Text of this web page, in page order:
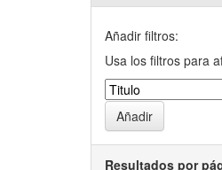
Añadir filtros:
Usa los filtros para
Resultados por